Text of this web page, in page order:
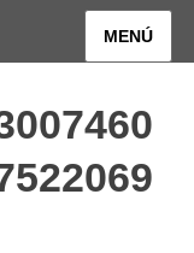
MENÚ